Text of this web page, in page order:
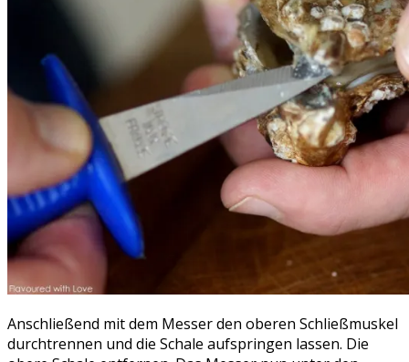
Anschließend mit dem Messer den oberen Schließmuskel
durchtrennen und die Schale aufspringen lassen. Die